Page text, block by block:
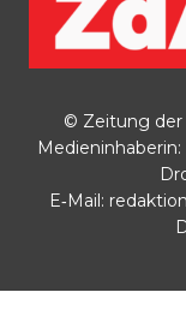
© Zeitung der
Medieninhaberin:
E‑Mail: